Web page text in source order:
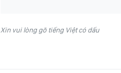
Xin vui lòng gõ tiếng Việt có dấu